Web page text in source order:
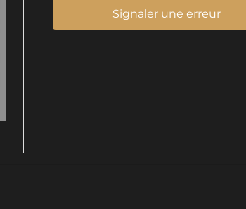
Signaler une erreur